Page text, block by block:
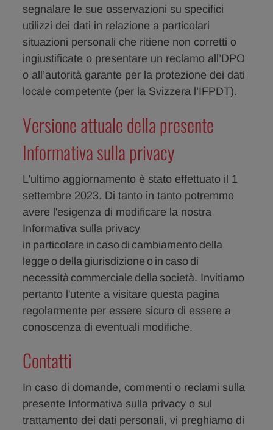
segnalare le sue osservazioni su specifici
utilizzi dei dati in relazione a particolari
situazioni personali che ritiene non corretti o
ingiustificate o presentare un reclamo all’DPO
o all’autorità garante per la protezione dei dati
locale competente (per la Svizzera l’IFPDT).
Versione attuale della presente
Informativa sulla privacy
L'ultimo aggiornamento è stato effettuato il 1
settembre 2023. Di tanto in tanto potremmo
avere l'esigenza di modificare la nostra
Informativa sulla privacy
in particolare in caso di cambiamento della
legge o della giurisdizione o in caso di
necessità commerciale della società. Invitiamo
pertanto l'utente a visitare questa pagina
regolarmente per essere sicuro di essere a
conoscenza di eventuali modifiche.
Contatti
In caso di domande, commenti o reclami sulla
presente Informativa sulla privacy o sul
trattamento dei dati personali, vi preghiamo di